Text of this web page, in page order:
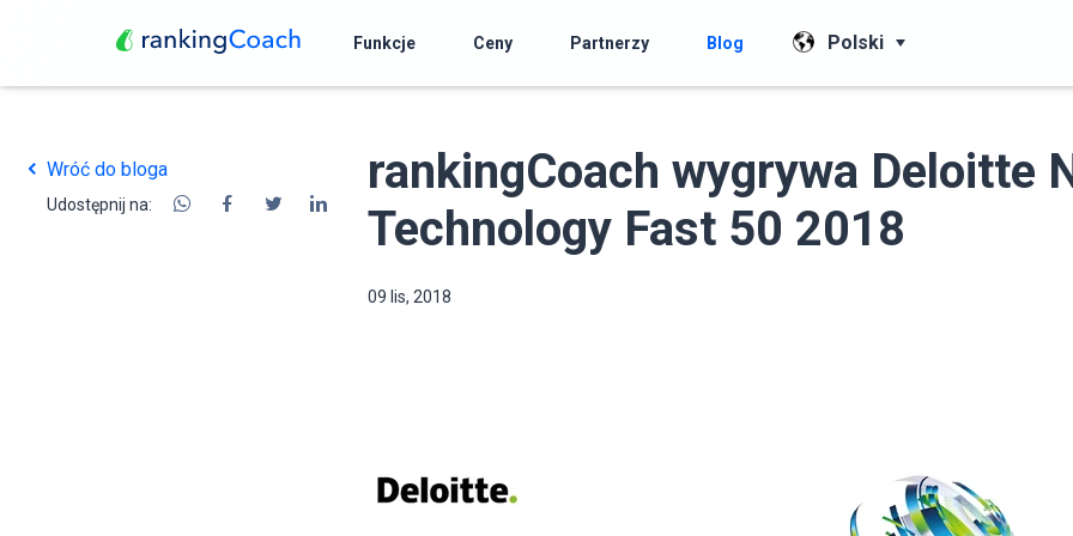
Funkcje Ceny Partnerzy Blog Polski
Wróć do bloga
Udostępnij na:
rankingCoach wygrywa Deloitte
Technology Fast 50 2018
09 lis, 2018